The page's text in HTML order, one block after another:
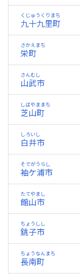
九十九里町
くじゅうくりまち
栄町
さかえまち
山武市
さんむし
芝山町
しばやままち
白井市
しろいし
袖ケ浦市
そでがうらし
館山市
たてやまし
銚子市
ちょうしし
長南町
ちょうなんまち